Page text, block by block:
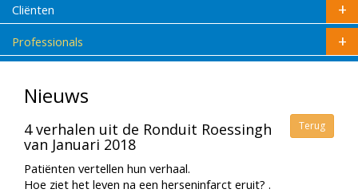
Cliënten
Professionals
Nieuws
Terug
4 verhalen uit de Ronduit Roessingh
van Januari 2018
Patiënten vertellen hun verhaal.
Hoe ziet het leven na een herseninfarct eruit? .